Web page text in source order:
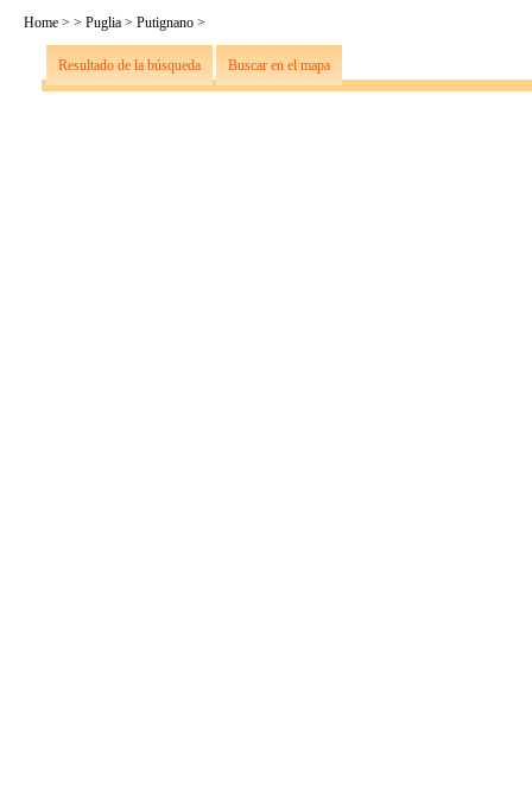
Home > > Puglia > Putignano >
Resultado de la búsqueda Buscar en el mapa